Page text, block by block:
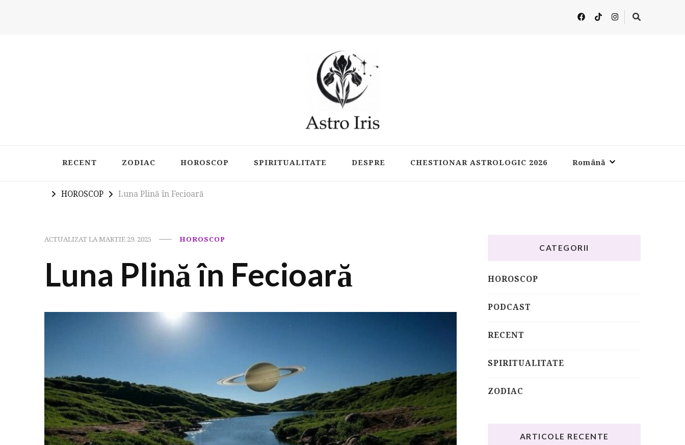
RECENT ZODIAC HOROSCOP SPIRITUALITATE DESPRE CHESTIONAR ASTROLOGIC 2026 Română
HOROSCOP Luna Plină în Fecioară
ACTUALIZAT LAMARTIE 29, 2025 HOROSCOP
Luna Plină în Fecioară
CATEGORII
HOROSCOP
PODCAST
RECENT
SPIRITUALITATE
ZODIAC
ARTICOLE RECENTE